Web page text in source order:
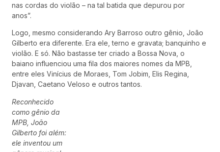
nas cordas do violão – na tal batida que depurou por
anos”.
Logo, mesmo considerando Ary Barroso outro gênio, João
Gilberto era diferente. Era ele, terno e gravata; banquinho e
violão. E só. Não bastasse ter criado a Bossa Nova, o
baiano influenciou uma fila dos maiores nomes da MPB,
entre eles Vinícius de Moraes, Tom Jobim, Elis Regina,
Djavan, Caetano Veloso e outros tantos.
Reconhecido
como gênio da
MPB, João
Gilberto foi além:
ele inventou um